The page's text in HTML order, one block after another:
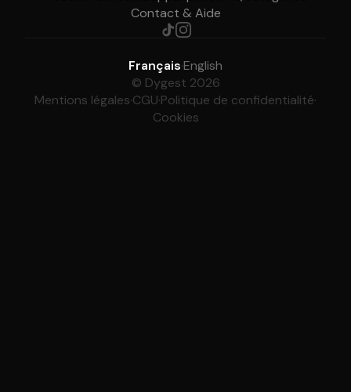
Contact & Aide
Français·English
© Dygest 2026
Mentions légales·CGU·Politique de confidentialité·
Cookies